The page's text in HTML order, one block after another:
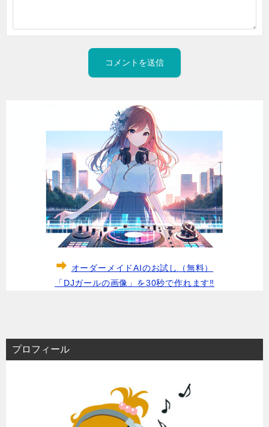
オーダーメイドAIのお試し（無料）
「DJガールの画像」を30秒で作れます‼
プロフィール